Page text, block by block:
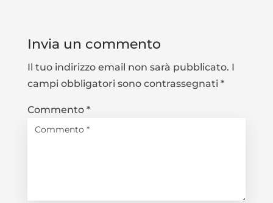
Invia un commento
Il tuo indirizzo email non sarà pubblicato. I
campi obbligatori sono contrassegnati *
Commento *